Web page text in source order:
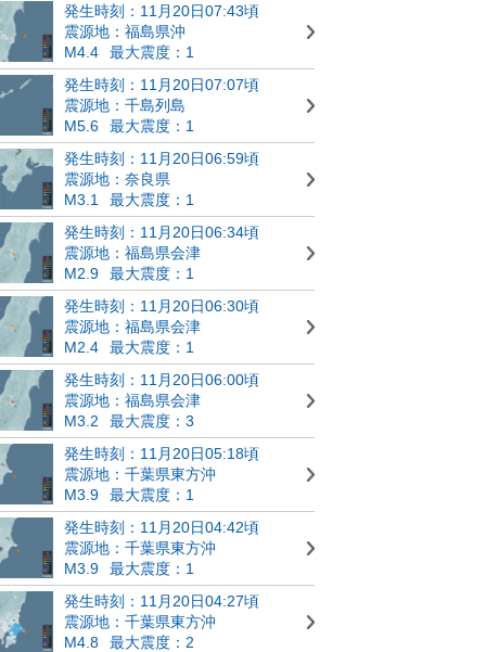
発生時刻：11月20日07:43頃
震源地：福島県沖
M4.4
最大震度：1
発生時刻：11月20日07:07頃
震源地：千島列島
M5.6
最大震度：1
発生時刻：11月20日06:59頃
震源地：奈良県
M3.1
最大震度：1
発生時刻：11月20日06:34頃
震源地：福島県会津
M2.9
最大震度：1
発生時刻：11月20日06:30頃
震源地：福島県会津
M2.4
最大震度：1
発生時刻：11月20日06:00頃
震源地：福島県会津
M3.2
最大震度：3
発生時刻：11月20日05:18頃
震源地：千葉県東方沖
M3.9
最大震度：1
発生時刻：11月20日04:42頃
震源地：千葉県東方沖
M3.9
最大震度：1
発生時刻：11月20日04:27頃
震源地：千葉県東方沖
M4.8
最大震度：2